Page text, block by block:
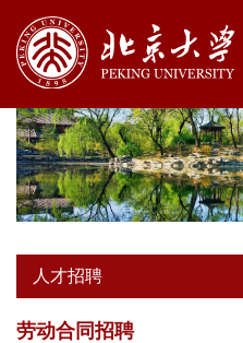
人才招聘
劳动合同招聘